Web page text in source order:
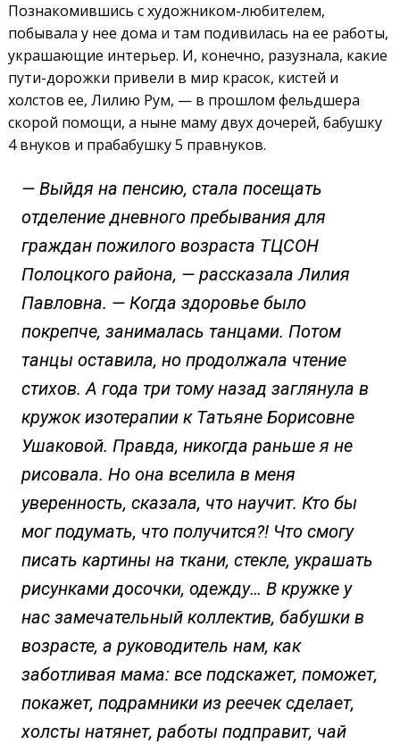
Познакомившись с художником-любителем,
побывала у нее дома и там подивилась на ее работы,
украшающие интерьер. И, конечно, разузнала, какие
пути-дорожки привели в мир красок, кистей и
холстов ее, Лилию Рум, — в прошлом фельдшера
скорой помощи, а ныне маму двух дочерей, бабушку
4 внуков и прабабушку 5 правнуков.
— Выйдя на пенсию, стала посещать
отделение дневного пребывания для
граждан пожилого возраста ТЦСОН
Полоцкого района, — рассказала Лилия
Павловна. — Когда здоровье было
покрепче, занималась танцами. Потом
танцы оставила, но продолжала чтение
стихов. А года три тому назад заглянула в
кружок изотерапии к Татьяне Борисовне
Ушаковой. Правда, никогда раньше я не
рисовала. Но она вселила в меня
уверенность, сказала, что на­учит. Кто бы
мог подумать, что получится?! Что смогу
писать картины на ткани, стекле, украшать
рисунками досочки, одежду… В кружке у
нас замечательный коллектив, бабушки в
возрасте, а руководитель нам, как
заботливая мама: все подскажет, поможет,
покажет, подрамники из реечек сделает,
холсты натянет, работы подправит, чай